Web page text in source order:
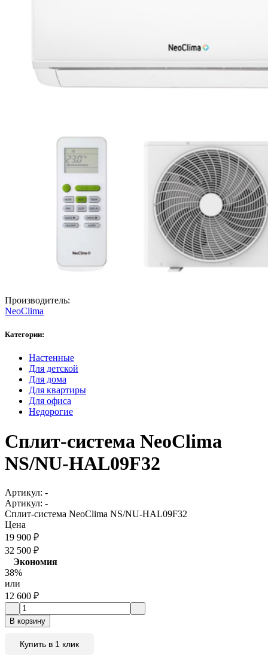
Производитель:
NeoClima
Категории:
Настенные
Для детской
Для дома
Для квартиры
Для офиса
Недорогие
Сплит-система NeoClima
NS/NU-HAL09F32
Артикул: -
Артикул: -
Сплит-система NeoClima NS/NU-HAL09F32
Цена
19 900 ₽
32 500 ₽
Экономия
38%
или
12 600 ₽
В корзину
Купить в 1 клик